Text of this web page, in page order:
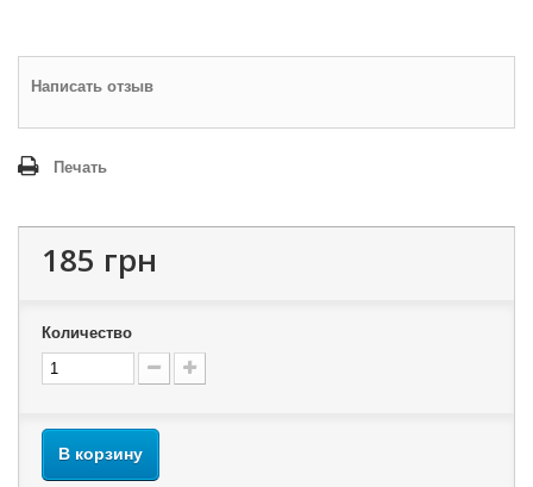
Написать отзыв
Печать
185 грн
Количество
В корзину